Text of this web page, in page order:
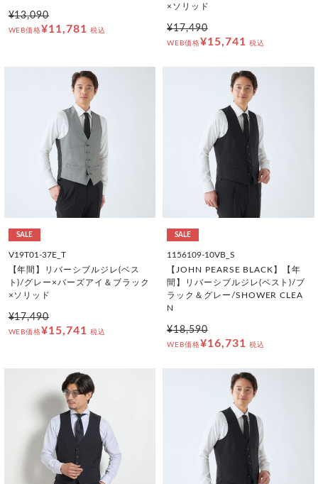
¥13,090
WEB価格¥11,781 税込
×ソリッド
¥17,490
WEB価格¥15,741 税込
SALE
V19T01-37E_T
【年間】リバーシブルジレ(ベス
ト)/グレー×バーズアイ＆ブラック
×ソリッド
¥17,490
WEB価格¥15,741 税込
SALE
1156109-10VB_S
【JOHN PEARSE BLACK】【年
間】リバーシブルジレ(ベスト)/ブ
ラック＆グレー/SHOWER CLEA
N
¥18,590
WEB価格¥16,731 税込